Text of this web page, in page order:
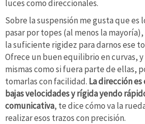
luces como direccionales.
Sobre la suspensión me gusta que es
pasar por topes (al menos la
la suficiente rigidez para darnos ese
Ofrece un buen equilibrio en curvas, y
mismas como si fuera parte de ellas,
tomarlas con facilidad. La dirección
bajas velocidades y rígida yendo
comunicativa, te dice cómo va la
realizar esos trazos con precisión.